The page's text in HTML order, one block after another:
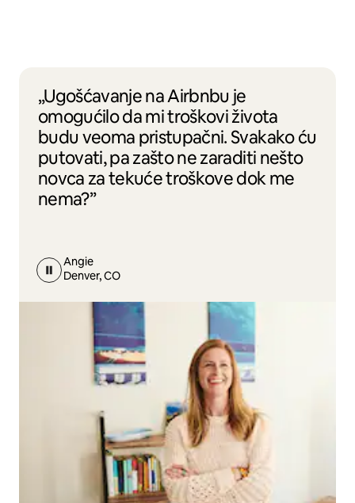
„Ugošćavanje na Airbnbu je
omogućilo da mi troškovi života
budu veoma pristupačni. Svakako ću
putovati, pa zašto ne zaraditi nešto
novca za tekuće troškove dok me
nema?”
Angie
Denver, CO